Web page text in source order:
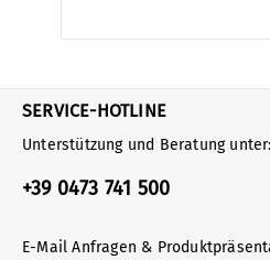
SERVICE-HOTLINE
Unterstützung und Beratung unter:
+39 0473 741 500
E-Mail Anfragen &